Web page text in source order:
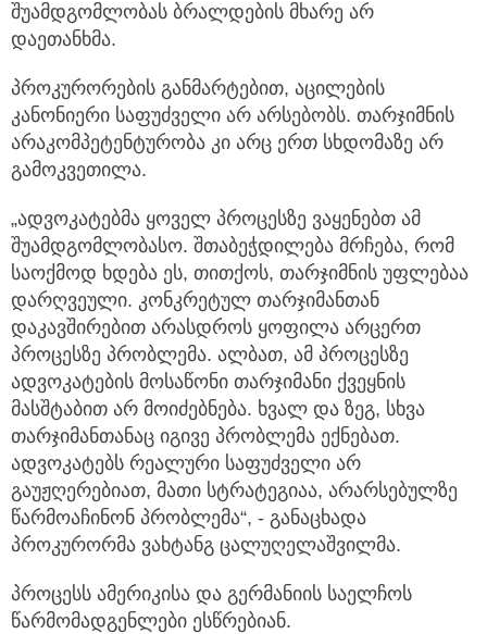
შუამდგომლობას ბრალდების მხარე არ
დაეთანხმა.
პროკურორების განმარტებით, აცილების
კანონიერი საფუძველი არ არსებობს. თარჯიმნის
არაკომპეტენტურობა კი არც ერთ სხდომაზე არ
გამოკვეთილა.
„ადვოკატებმა ყოველ პროცესზე ვაყენებთ ამ
შუამდგომლობასო. შთაბეჭდილება მრჩება, რომ
საოქმოდ ხდება ეს, თითქოს, თარჯიმნის უფლებაა
დარღვეული. კონკრეტულ თარჯიმანთან
დაკავშირებით არასდროს ყოფილა არცერთ
პროცესზე პრობლემა. ალბათ, ამ პროცესზე
ადვოკატების მოსაწონი თარჯიმანი ქვეყნის
მასშტაბით არ მოიძებნება. ხვალ და ზეგ, სხვა
თარჯიმანთანაც იგივე პრობლემა ექნებათ.
ადვოკატებს რეალური საფუძველი არ
გაუჟღერებიათ, მათი სტრატეგიაა, არარსებულზე
წარმოაჩინონ პრობლემა“, - განაცხადა
პროკურორმა ვახტანგ ცალუღელაშვილმა.
პროცესს ამერიკისა და გერმანიის საელჩოს
წარმომადგენლები ესწრებიან.